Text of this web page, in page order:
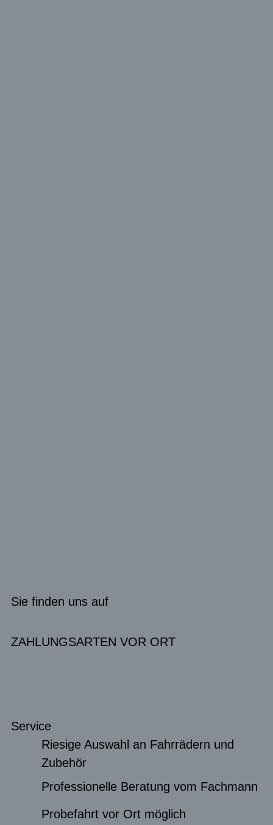
Sie finden uns auf
ZAHLUNGSARTEN VOR ORT
Service
Riesige Auswahl an Fahrrädern und
Zubehör
Professionelle Beratung vom Fachmann
Probefahrt vor Ort möglich